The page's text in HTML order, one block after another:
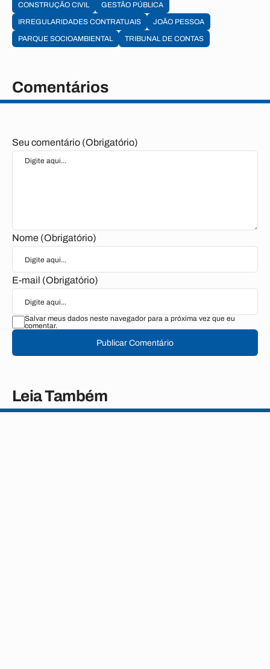
CONSTRUÇÃO CIVIL
GESTÃO PÚBLICA
IRREGULARIDADES CONTRATUAIS
JOÃO PESSOA
PARQUE SOCIOAMBIENTAL
TRIBUNAL DE CONTAS
Comentários
Seu comentário (Obrigatório)
Nome (Obrigatório)
E-mail (Obrigatório)
Salvar meus dados neste navegador para a próxima vez que eu
comentar.
Publicar Comentário
Leia Também